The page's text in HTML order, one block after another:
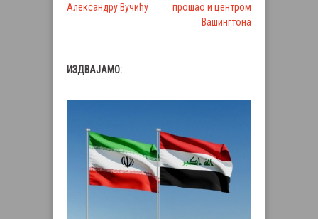
Александру Вучићу
прошао и центром
Вашингтона
ИЗДВАЈАМО: